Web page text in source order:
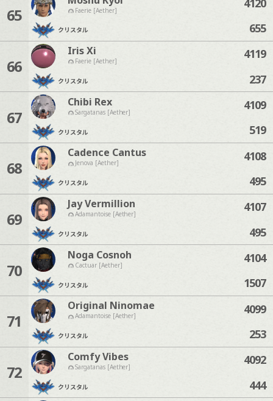
65 Faerie [Aether]
クリスタル
4120
655
66
Iris Xi
Faerie [Aether]
クリスタル
4119
237
67
Chibi Rex
Sargatanas [Aether]
クリスタル
4109
519
68
Cadence Cantus
Jenova [Aether]
クリスタル
4108
495
69
Jay Vermillion
Adamantoise [Aether]
クリスタル
4107
495
70
Noga Cosnoh
Cactuar [Aether]
クリスタル
4104
1507
71
Original Ninomae
Adamantoise [Aether]
クリスタル
4099
253
72
Comfy Vibes
Sargatanas [Aether]
クリスタル
4092
444